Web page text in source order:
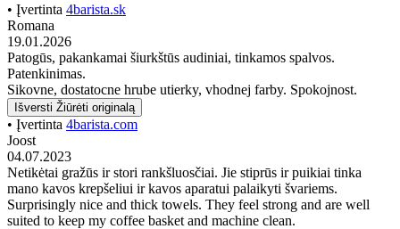
• Įvertinta 4barista.sk
Romana
19.01.2026
Patogūs, pakankamai šiurkštūs audiniai, tinkamos spalvos.
Patenkinimas.
Sikovne, dostatocne hrube utierky, vhodnej farby. Spokojnost.
Išversti Žiūrėti originalą
• Įvertinta 4barista.com
Joost
04.07.2023
Netikėtai gražūs ir stori rankšluosčiai. Jie stiprūs ir puikiai tinka
mano kavos krepšeliui ir kavos aparatui palaikyti švariems.
Surprisingly nice and thick towels. They feel strong and are well
suited to keep my coffee basket and machine clean.